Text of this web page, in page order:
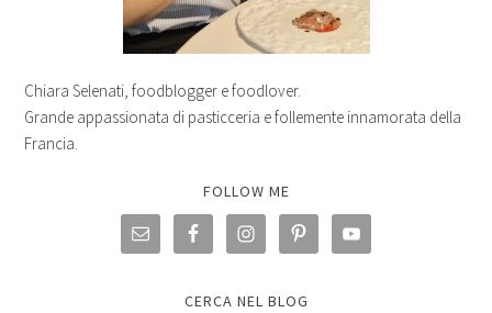
Chiara Selenati, foodblogger e foodlover.
Grande appassionata di pasticceria e follemente innamorata della
Francia.
FOLLOW ME
CERCA NEL BLOG